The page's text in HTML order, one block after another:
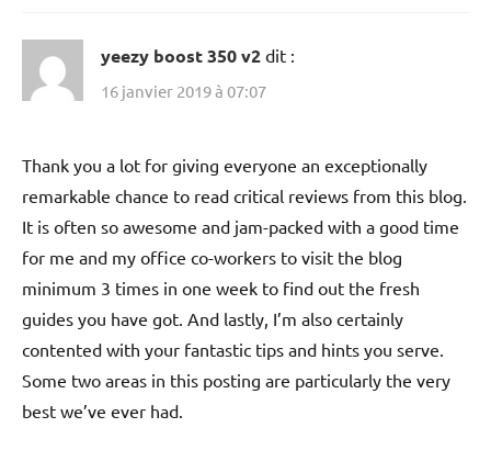
yeezy boost 350 v2 dit :
16 janvier 2019 à 07:07
Thank you a lot for giving everyone an exceptionally
remarkable chance to read critical reviews from this blog.
It is often so awesome and jam-packed with a good time
for me and my office co-workers to visit the blog
minimum 3 times in one week to find out the fresh
guides you have got. And lastly, I’m also certainly
contented with your fantastic tips and hints you serve.
Some two areas in this posting are particularly the very
best we’ve ever had.